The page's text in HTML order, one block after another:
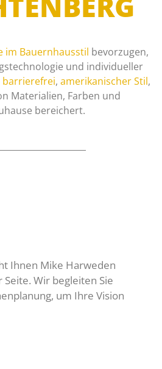
im Bauernhausstil bevorzugen,
und individueller
barrierefrei, amerikanischer Stil,
Materialien, Farben und
bereichert.
Ihnen Mike Harweden
Wir begleiten Sie
um Ihre Vision